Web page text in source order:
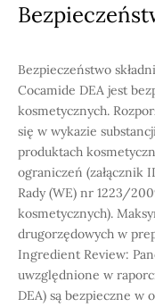
Bezpieczeństwo
Cocamide DEA jest
kosmetycznych.
się w wykazie
produktach
ograniczeń (załącznik
Rady (WE) nr 1223/
kosmetycznych).
drugorzędowych w
Ingredient Review:
uwzględnione w
DEA) są bezpieczne w